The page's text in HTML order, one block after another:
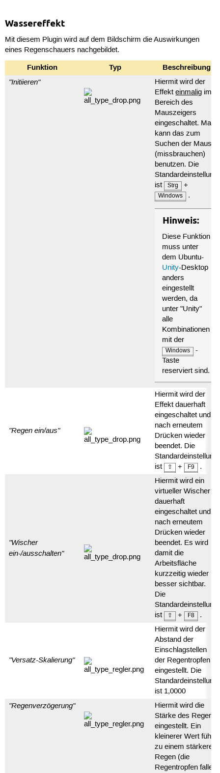
Wassereffekt
Mit diesem Plugin wird auf dem Bildschirm die Auswirkungen
eines Regenschauers nachgebildet.
Funktion Typ
Beschreibung
"Initiieren"
Hiermit wird der
Effekteinmalig im
Bereich des
Mauszeigers
eingeschaltet. Man
kann das zum
Suchen der Maus
(missbrauchen)
benutzen. Die
Standardeinstellung
ist
Strg +
Windows .
Hinweis:
Diese Funktion
muss unter
dem Ubuntu-
Unity-Desktop
anders
eingestellt
werden, da
unter "Unity"
alle
Kombinationen
mit der
Windows
-
Taste
reserviert sind.
"Regen ein/aus"
Hiermit wird der
Effekt dauerhaft
eingeschaltet und
nach erneutem
Drücken wieder
beendet. Die
Standardeinstellung
ist
⇧ + F9 .
"Wischer
ein-/ausschalten"
Hiermit wird ein
virtueller Wischer
dauerhaft
eingeschaltet und
nach erneutem
Drücken wieder
beendet. Es wird
damit die
Arbeitsfläche
kurzzeitig wieder
besser sichtbar.
Die
Standardeinstellung
ist
⇧ + F8 .
"Versatz-Skalierung"
Hiermit wird der
Abstand der
Einschlagstellen
der Regentropfen
eingestellt. Die
Standardeinstellung
ist 1,0000
"Regenverzögerung"
Hiermit wird die
Stärke des Regens
eingestellt. Ein
kleinerer Wert führt
zu einem stärkeren
Regen (die
Regentropfen fallen